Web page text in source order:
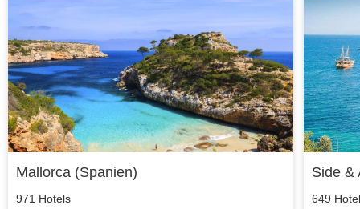
Mallorca (Spanien)
971 Hotels
Side &
649